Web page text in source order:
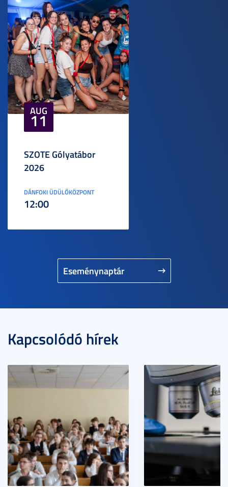
Eseménynaptár
AUG
11
SZOTE Gólyatábor
2026
DÁNFOKI ÜDÜLŐKÖZPONT
12:00
Kapcsolódó hírek